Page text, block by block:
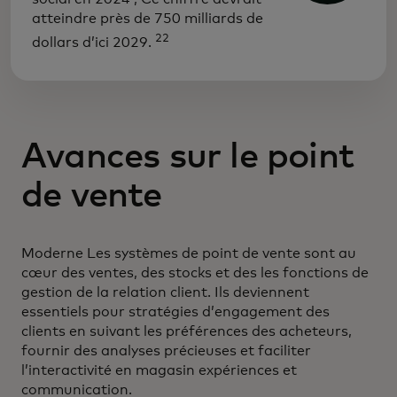
atteindre près de 750 milliards de
dollars d’ici 2029. 22
Avances sur le point
de vente
Moderne Les systèmes de point de vente sont au
cœur des ventes, des stocks et des les fonctions de
gestion de la relation client. Ils deviennent
essentiels pour stratégies d’engagement des
clients en suivant les préférences des acheteurs,
fournir des analyses précieuses et faciliter
l’interactivité en magasin expériences et
communication.